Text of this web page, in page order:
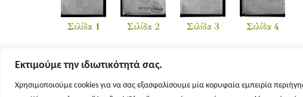
Εκτιμούμε την ιδιωτικότητά σας.
Χρησιμοποιούμε cookies για να σας εξασφαλίσουμε μία κορυφαία εμπειρία
Σελίδα 1 Σελίδα 2 Σελίδα 3 Σελίδα 4